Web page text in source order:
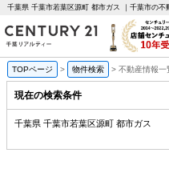
千葉県 千葉市若葉区源町 都市ガス ｜千葉市の
TOPページ > 物件検索 > 不動産情報一
現在の検索条件
千葉県 千葉市若葉区源町 都市ガス